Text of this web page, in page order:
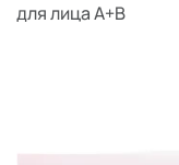
для лица A+B